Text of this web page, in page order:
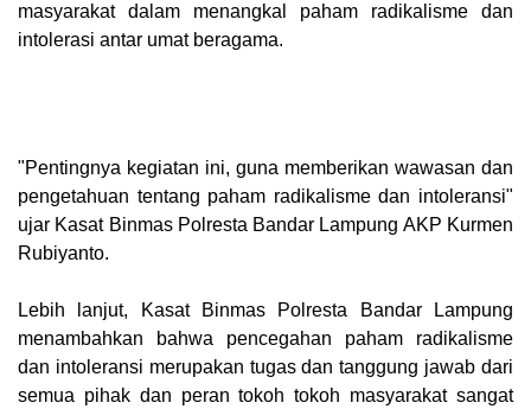
masyarakat dalam menangkal paham radikalisme dan
intolerasi antar umat beragama.
"Pentingnya kegiatan ini, guna memberikan wawasan dan
pengetahuan tentang paham radikalisme dan intoleransi"
ujar Kasat Binmas Polresta Bandar Lampung AKP Kurmen
Rubiyanto.
Lebih lanjut, Kasat Binmas Polresta Bandar Lampung
menambahkan bahwa pencegahan paham radikalisme
dan intoleransi merupakan tugas dan tanggung jawab dari
semua pihak dan peran tokoh tokoh masyarakat sangat